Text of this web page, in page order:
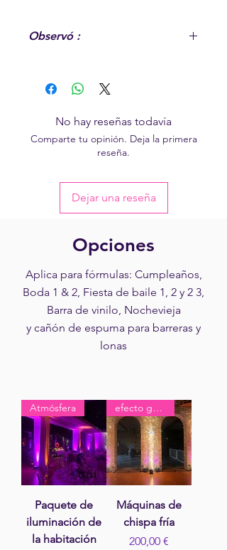
Observó :
reservado o solicitado. La cantidad
debe ser igual a 1.
No hay reseñas todavía
Comparte tu opinión. Deja la primera
reseña.
Dejar una reseña
Opciones
Aplica para fórmulas: Cumpleaños,
Boda 1 & 2, Fiesta de baile 1, 2 y 2 3,
Barra de vinilo, Nochevieja
y cañón de espuma para barreras y
lonas
Atmósfera
Paquete de
iluminación de
la habitación
efecto garantizado
Máquinas de
chispa fría
Precio
200,00 €